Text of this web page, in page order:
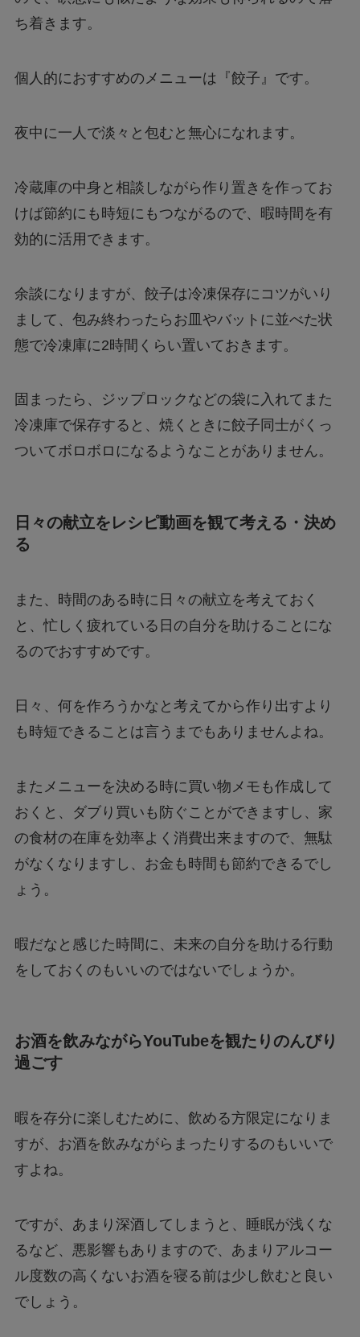
ち着きます。
個人的におすすめのメニューは『餃子』です。
夜中に一人で淡々と包むと無心になれます。
冷蔵庫の中身と相談しながら作り置きを作ってお
けば節約にも時短にもつながるので、暇時間を有
効的に活用できます。
余談になりますが、餃子は冷凍保存にコツがいり
まして、包み終わったらお皿やバットに並べた状
態で冷凍庫に2時間くらい置いておきます。
固まったら、ジップロックなどの袋に入れてまた
冷凍庫で保存すると、焼くときに餃子同士がくっ
ついてボロボロになるようなことがありません。
日々の献立をレシピ動画を観て考える・決め
る
また、時間のある時に日々の献立を考えておく
と、忙しく疲れている日の自分を助けることにな
るのでおすすめです。
日々、何を作ろうかなと考えてから作り出すより
も時短できることは言うまでもありませんよね。
またメニューを決める時に買い物メモも作成して
おくと、ダブり買いも防ぐことができますし、家
の食材の在庫を効率よく消費出来ますので、無駄
がなくなりますし、お金も時間も節約できるでし
ょう。
暇だなと感じた時間に、未来の自分を助ける行動
をしておくのもいいのではないでしょうか。
お酒を飲みながらYouTubeを観たりのんびり
過ごす
暇を存分に楽しむために、飲める方限定になりま
すが、お酒を飲みながらまったりするのもいいで
すよね。
ですが、あまり深酒してしまうと、睡眠が浅くな
るなど、悪影響もありますので、あまりアルコー
ル度数の高くないお酒を寝る前は少し飲むと良い
でしょう。